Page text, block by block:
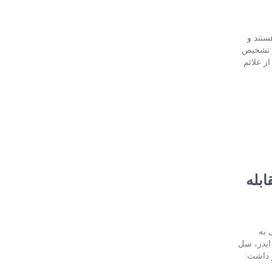
و
تشخیص
علائم
مقابله
عفونی به
ایدز، سل
داشت: